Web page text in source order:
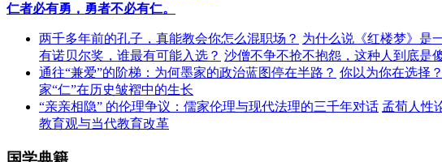
仁者必有勇，勇者不必有仁。
两千多年前的孔子，真能教会你怎么混职场？ 为什么说《红楼梦》是
有诺贝尔奖，谁最有可能入选？ 沙僧不争不抢不抱怨，这种人到底是
通往“兼爱”的阶梯：为何墨家的政治蓝图停在半路？ 你以为你在选择
家“仁”在历史皱褶中的生长
“亲亲相隐” 的伦理争议：儒家伦理与现代法理的三千年对话 孟荀人性
教育观与当代教育改革
国学典籍